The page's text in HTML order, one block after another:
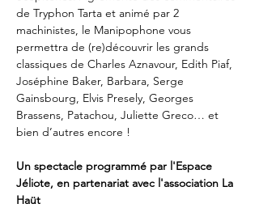
de Tryphon Tarta et animé par 2
machinistes, le Manipophone vous
permettra de (re)découvrir les grands
classiques de Charles Aznavour, Edith Piaf,
Joséphine Baker, Barbara, Serge
Gainsbourg, Elvis Presely, Georges
Brassens, Patachou, Juliette Greco… et
bien d’autres encore !
Un spectacle programmé par l'Espace
Jéliote, en partenariat avec l'association La
Haüt